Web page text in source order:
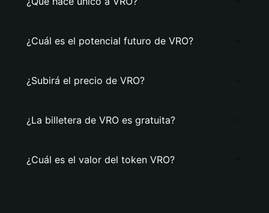
¿Cuál es el potencial futuro de VRO?
¿Subirá el precio de VRO?
¿La billetera de VRO es gratuita?
¿Cuál es el valor del token VRO?